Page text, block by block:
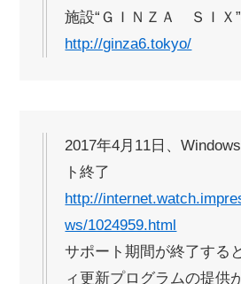
施設“ＧＩＮＺＡ ＳＩＸ
http://ginza6.tokyo/
2017年4月11日、
ト終了
http://
ws/1024959.html
サポート期間が終了する
ィ更新プログラムの提供